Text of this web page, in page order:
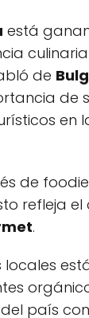
está
culinaria
de
de
en
de
refleja
.
país